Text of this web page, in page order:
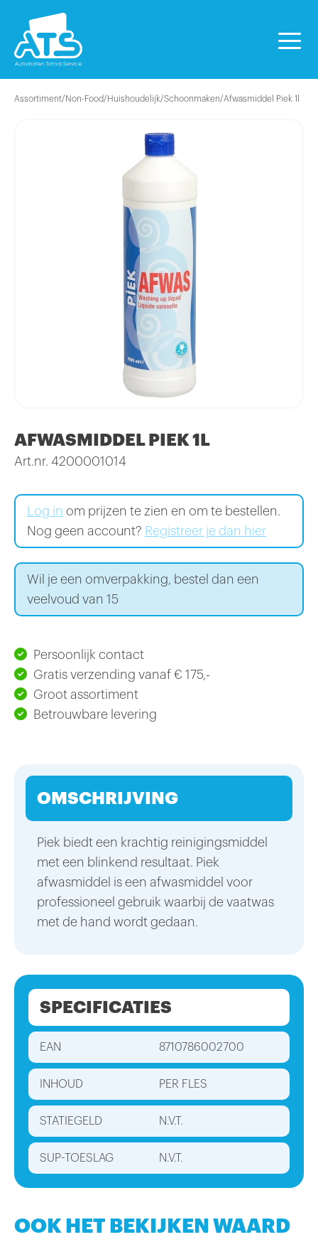
Assortiment/Non-Food/Huishoudelijk/Schoonmaken/Afwasmiddel Piek 1l
AFWASMIDDEL PIEK 1L
Art.nr. 4200001014
Log in om prijzen te zien en om te bestellen.
Nog geen account? Registreer je dan hier
Wil je een omverpakking, bestel dan een
veelvoud van 15
Persoonlijk contact
Gratis verzending vanaf € 175,-
Groot assortiment
Betrouwbare levering
OMSCHRIJVING
Piek biedt een krachtig reinigingsmiddel
met een blinkend resultaat. Piek
afwasmiddel is een afwasmiddel voor
professioneel gebruik waarbij de vaatwas
met de hand wordt gedaan.
SPECIFICATIES
EAN 8710786002700
INHOUD PER FLES
STATIEGELD N.V.T.
SUP-TOESLAG N.V.T.
OOK HET BEKIJKEN WAARD